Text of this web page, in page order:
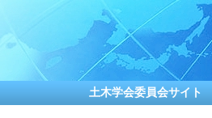
土木学会委員会サイト